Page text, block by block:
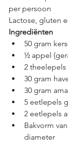
per persoon
Lactose, gluten
Ingrediënten
50 gram
½ appel
2 theelepels
30 gram
30 gram
5 eetlepels
2 eetlepels
Bakvorm
diameter